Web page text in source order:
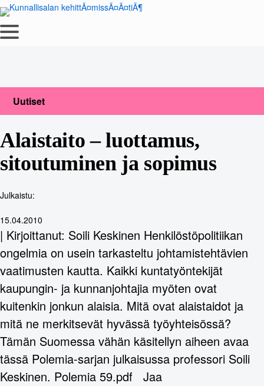
Siirry
sisältöön
Uutiset
Alaistaito – luottamus,
sitoutuminen ja sopimus
Julkaistu:
15.04.2010
| Kirjoittanut: Soili Keskinen Henkilöstöpolitiikan
ongelmia on usein tarkasteltu johtamistehtävien
vaatimusten kautta. Kaikki kuntatyöntekijät
kaupungin- ja kunnanjohtajia myöten ovat
kuitenkin jonkun alaisia. Mitä ovat alaistaidot ja
mitä ne merkitsevät hyvässä työyhteisössä?
Tämän Suomessa vähän käsitellyn aiheen avaa
tässä Polemia-sarjan julkaisussa professori Soili
Keskinen. Polemia 59.pdf Jaa